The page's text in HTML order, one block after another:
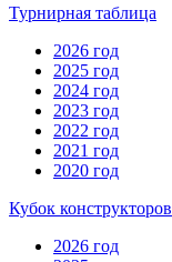
Турнирная таблица
2026 год
2025 год
2024 год
2023 год
2022 год
2021 год
2020 год
Кубок конструкторов
2026 год